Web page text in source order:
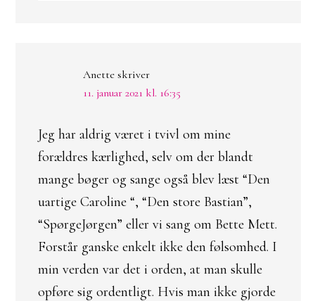
Anette skriver
11. januar 2021 kl. 16:35
Jeg har aldrig været i tvivl om mine
forældres kærlighed, selv om der blandt
mange bøger og sange også blev læst “Den
uartige Caroline “, “Den store Bastian”,
“SpørgeJørgen” eller vi sang om Bette Mett.
Forstår ganske enkelt ikke den følsomhed. I
min verden var det i orden, at man skulle
opføre sig ordentligt. Hvis man ikke gjorde